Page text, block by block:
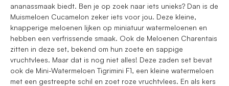
ananassmaak biedt. Ben je op zoek naar iets unieks? Dan is de
Muismeloen Cucamelon zeker iets voor jou. Deze kleine,
knapperige meloenen lijken op miniatuur watermeloenen en
hebben een verfrissende smaak. Ook de Meloenen Charentais
zitten in deze set, bekend om hun zoete en sappige
vruchtvlees. Maar dat is nog niet alles! Deze zaden set bevat
ook de Mini-Watermeloen Tigrimini F1, een kleine watermeloen
met een gestreepte schil en zoet roze vruchtvlees. En als kers